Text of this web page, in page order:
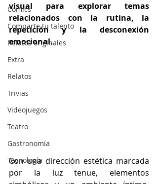
Cómics
Comparte tu talento
Relatos originales
Extra
Relatos
Trivias
Videojuegos
Teatro
Gastronomía
Tecnología
visual para explorar temas
relacionados con la rutina, la
repetición y la desconexión
emocional.
Con una dirección estética marcada
por la luz tenue, elementos